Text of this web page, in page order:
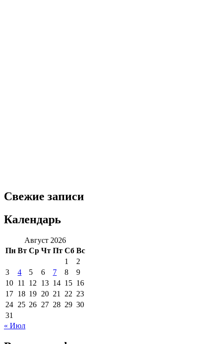
Свежие записи
Календарь
Август 2026
Пн Вт Ср Чт Пт Сб Вс
1
2
3
4 5 6 7 8
9
10 11 12 13 14 15 16
17 18 19 20 21 22 23
24 25 26 27 28 29 30
31
« Июл